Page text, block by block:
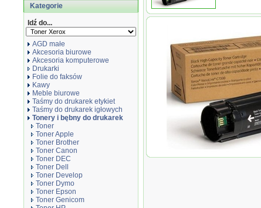
Kategorie
Idź do...
AGD małe
Akcesoria biurowe
Akcesoria komputerowe
Drukarki
Folie do faksów
Kawy
Meble biurowe
Taśmy do drukarek etykiet
Taśmy do drukarek igłowych
Tonery i bębny do drukarek
Toner
Toner Apple
Toner Brother
Toner Canon
Toner DEC
Toner Dell
Toner Develop
Toner Dymo
Toner Epson
Toner Genicom
Oryginał Toner Xerox do